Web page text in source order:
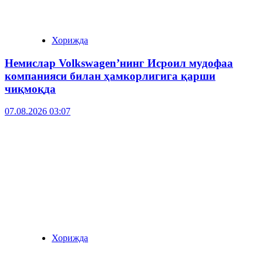
Хорижда
Немислар Volkswagen’нинг Исроил мудофаа
компанияси билан ҳамкорлигига қарши
чиқмоқда
07.08.2026 03:07
Хорижда